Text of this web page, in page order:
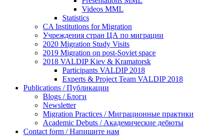
Videos MML
Statistics
CA Institutions for Migration
Учреждения стран ЦА по миграции
2020 Migration Study Visits
2019 Migration on post-Soviet space
2018 VALDIP Kiev & Kramatorsk
Participants VALDIP 2018
Experts & Project Team VALDIP 2018
Publications / Публикации
Blogs / Блоги
Newsletter
Migration Practices / Миграционные практики
Academic Debuts / Академические дебюты
Contact form / Напишите нам